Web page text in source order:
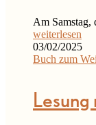
Am Samstag,
weiterlesen
03/02/2025
Buch zum